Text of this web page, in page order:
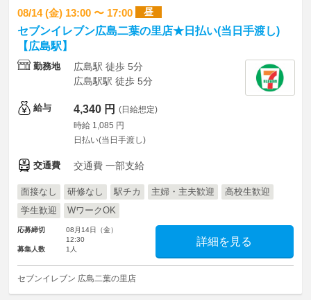
08/14 (金) 13:00 〜 17:00 昼
セブンイレブン広島二葉の里店★日払い(当日手渡し)
【広島駅】
勤務地
広島駅 徒歩 5分
広島駅駅 徒歩 5分
給与 4,340 円 (日給想定)
時給 1,085 円
日払い(当日手渡し)
交通費 交通費 一部支給
面接なし 研修なし 駅チカ 主婦・主夫歓迎
高校生歓迎
学生歓迎
WワークOK
応募締切
08月14日（金）
12:30
募集人数
1人
詳細を見る
セブンイレブン 広島二葉の里店